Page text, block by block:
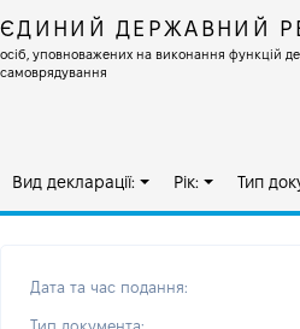
ЄДИНИЙ ДЕРЖАВНИЙ
осіб, уповноважених на виконання функцій
самоврядування
Вид декларації: Рік: Тип
Дата та час подання:
Тип документа: